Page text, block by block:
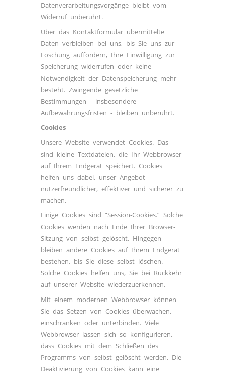
Datenverarbeitungsvorgänge bleibt vom
Widerruf unberührt.
Über das Kontaktformular übermittelte
Daten verbleiben bei uns, bis Sie uns zur
Löschung auffordern, Ihre Einwilligung zur
Speicherung widerrufen oder keine
Notwendigkeit der Datenspeicherung mehr
besteht. Zwingende gesetzliche
Bestimmungen - insbesondere
Aufbewahrungsfristen - bleiben unberührt.
Cookies
Unsere Website verwendet Cookies. Das
sind kleine Textdateien, die Ihr Webbrowser
auf Ihrem Endgerät speichert. Cookies
helfen uns dabei, unser Angebot
nutzerfreundlicher, effektiver und sicherer zu
machen.
Einige Cookies sind “Session-Cookies.” Solche
Cookies werden nach Ende Ihrer Browser-
Sitzung von selbst gelöscht. Hingegen
bleiben andere Cookies auf Ihrem Endgerät
bestehen, bis Sie diese selbst löschen.
Solche Cookies helfen uns, Sie bei Rückkehr
auf unserer Website wiederzuerkennen.
Mit einem modernen Webbrowser können
Sie das Setzen von Cookies überwachen,
einschränken oder unterbinden. Viele
Webbrowser lassen sich so konfigurieren,
dass Cookies mit dem Schließen des
Programms von selbst gelöscht werden. Die
Deaktivierung von Cookies kann eine